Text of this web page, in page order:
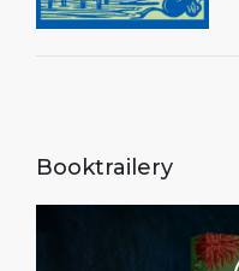
Booktrailery